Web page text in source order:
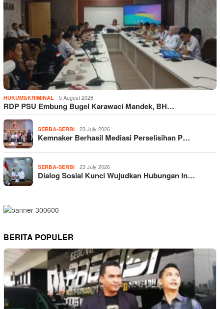
HUKUM&KRIMINAL 5 August 2026
RDP PSU Embung Bugel Karawaci Mandek, BH…
SERBA-SERBI 23 July 2026
Kemnaker Berhasil Mediasi Perselisihan P…
SERBA-SERBI 23 July 2026
Dialog Sosial Kunci Wujudkan Hubungan In…
BERITA POPULER